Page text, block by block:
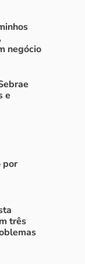
negócio
e
por
três